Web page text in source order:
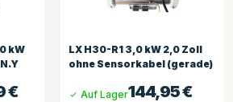
LX H30-R1 3,0 kW 2,0 Zoll
ohne Sensorkabel (gerade)
144,95€
Auf Lager Auf